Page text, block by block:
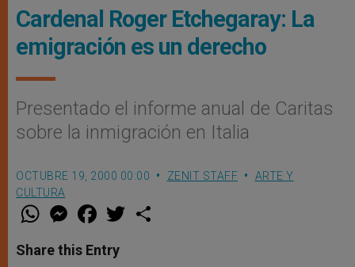
Cardenal Roger Etchegaray: La
emigración es un derecho
Presentado el informe anual de Caritas
sobre la inmigración en Italia
OCTUBRE 19, 2000 00:00 ZENIT STAFF
ARTE Y
CULTURA
W
t
s
M
e
s
e
F
a
e
b
w
Share this Entry